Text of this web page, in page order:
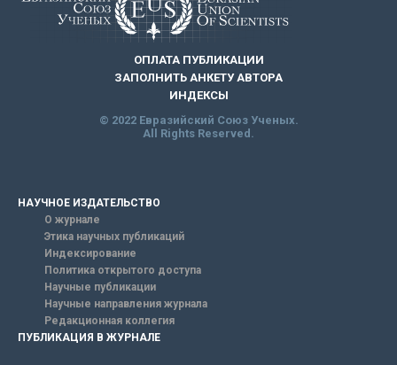
ОПЛАТА ПУБЛИКАЦИИ
ЗАПОЛНИТЬ АНКЕТУ АВТОРА
ИНДЕКСЫ
© 2022 Евразийский Союз Ученых.
All Rights Reserved.
НАУЧНОЕ ИЗДАТЕЛЬСТВО
О журнале
Этика научных публикаций
Индексирование
Политика открытого доступа
Научные публикации
Научные направления журнала
Редакционная коллегия
ПУБЛИКАЦИЯ В ЖУРНАЛЕ